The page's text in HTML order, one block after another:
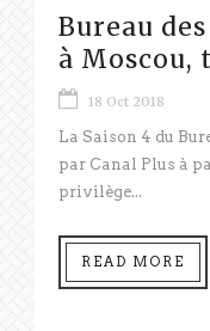
Bureau
à Moscou,
18 Oct 2018
La Saison 4 du
par Canal Plus à
privilège...
READ MORE